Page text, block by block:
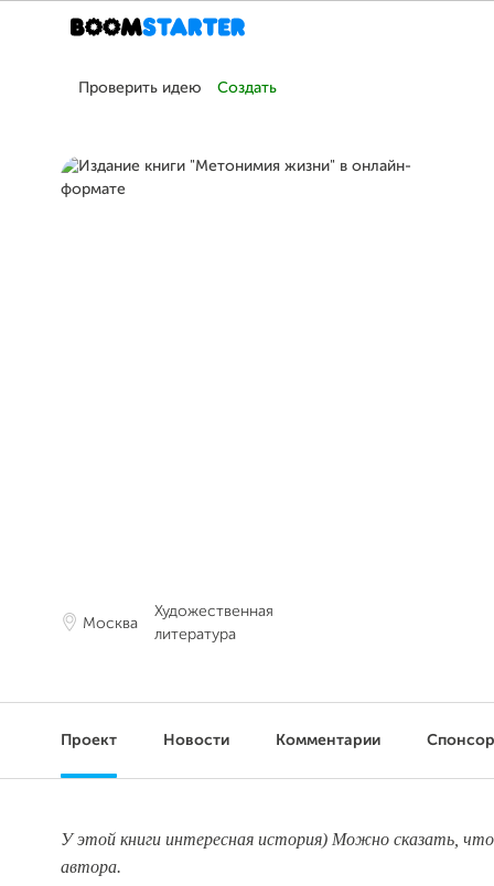
Проверить идею Создать
Москва
Художественная
литература
Проект Новости Комментарии
У этой книги интересная история) Можно сказать, что
автора.